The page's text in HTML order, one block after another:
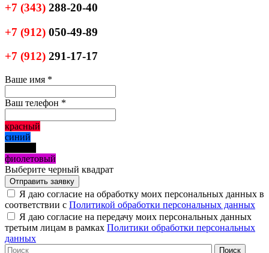
+7 (343) 288-20-40
+7 (912) 050-49-89
+7 (912) 291-17-17
Ваше имя *
Ваш телефон *
красный
синий
фиолетовый
Выберите черный квадрат
Я даю согласие на обработку моих персональных данных в
соответствии с Политикой обработки персональных данных
Я даю согласие на передачу моих персональных данных
третьим лицам в рамках Политики обработки персональных
данных